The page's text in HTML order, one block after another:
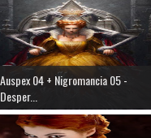
Auspex 04 + Nigromancia 05 -
Desper...